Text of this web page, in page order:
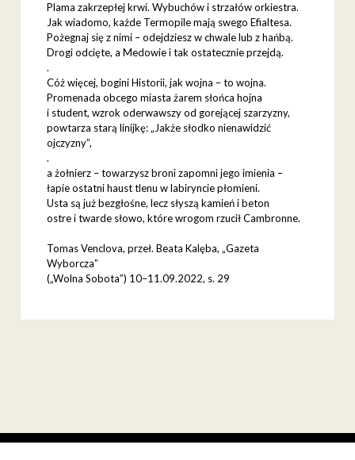
Plama zakrzepłej krwi. Wybuchów i strzałów orkiestra.
Jak wiadomo, każde Termopile mają swego Efialtesa.
Pożegnaj się z nimi – odejdziesz w chwale lub z hańbą.
Drogi odcięte, a Medowie i tak ostatecznie przejdą.
.
Cóż więcej, bogini Historii, jak wojna – to wojna.
Promenada obcego miasta żarem słońca hojna
i student, wzrok oderwawszy od gorejącej szarzyzny,
powtarza starą linijkę: „Jakże słodko nienawidzić
ojczyzny”,
.
a żołnierz – towarzysz broni zapomni jego imienia –
łapie ostatni haust tlenu w labiryncie płomieni.
Usta są już bezgłośne, lecz słyszą kamień i beton
ostre i twarde słowo, które wrogom rzucił Cambronne.
Tomas Venclova, przeł. Beata Kalęba, „Gazeta
Wyborcza”
(„Wolna Sobota”) 10–11.09.2022, s. 29